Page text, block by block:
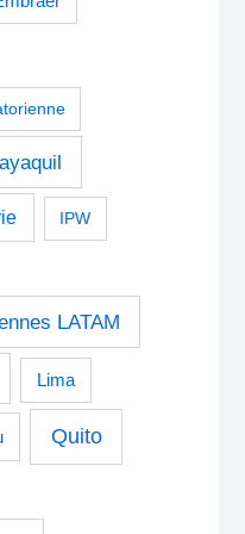
IPW
LATAM
Lima
Quito